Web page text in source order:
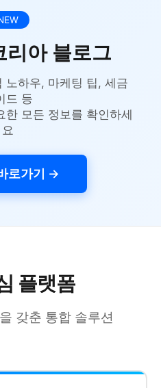
리아 블로그
노하우, 마케팅 팁, 세금
드 등
한 모든 정보를 확인하세
요
로가기 →
플랫폼
갖춘 통합 솔루션